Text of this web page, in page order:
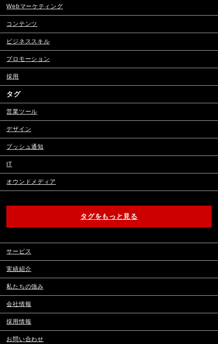
Webマーケティング
コンテンツ
ビジネススキル
プロモーション
採用
タグ
営業ツール
デザイン
プッシュ通知
IT
オウンドメディア
タグをもっと見る
サービス
実績紹介
私たちの強み
会社情報
採用情報
お問い合わせ